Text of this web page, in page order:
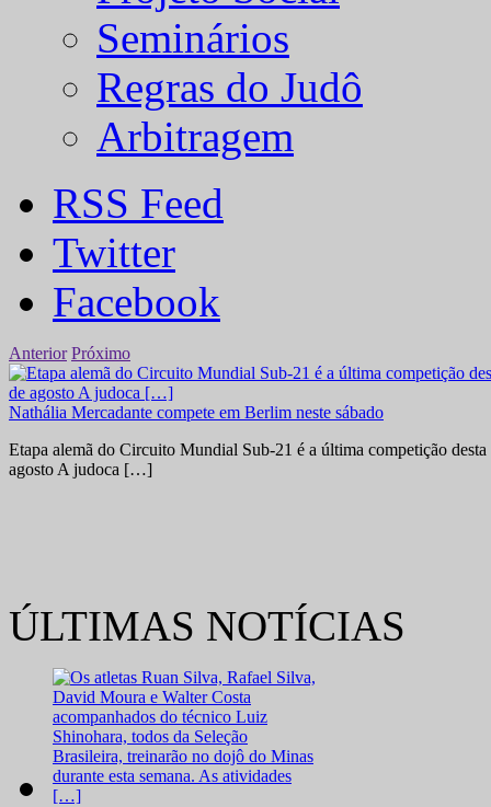
Seminários
Regras do Judô
Arbitragem
RSS Feed
Twitter
Facebook
Anterior Próximo
Nathália Mercadante compete em Berlim neste sábado
Etapa alemã do Circuito Mundial Sub-21 é a última competição
agosto A judoca […]
ÚLTIMAS NOTÍCIAS